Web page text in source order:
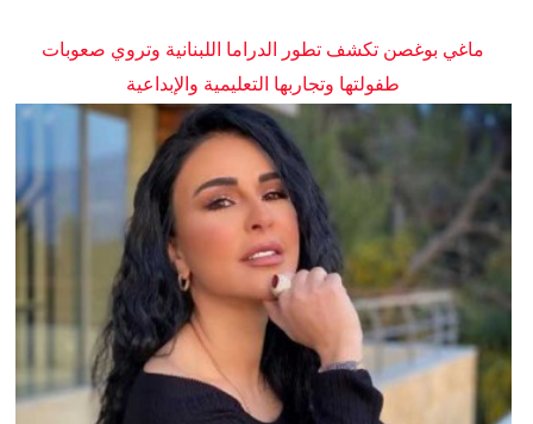
ماغي بوغصن تكشف تطور الدراما اللبنانية وتروي صعوبات
طفولتها وتجاربها التعليمية والإبداعية